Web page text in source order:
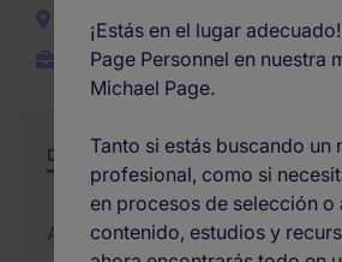
Barcelona
Permanente
Descripción Resumen Otras
Actualizado el 17/06/2026
¡Estás en el lugar
Page Personnel en nuestra
Michael Page.
Tanto si estás buscando un
profesional, como si
en procesos de selección o
contenido, estudios y